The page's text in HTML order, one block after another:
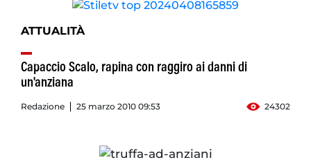
ATTUALITÀ
Capaccio Scalo, rapina con raggiro ai danni di
un'anziana
Redazione 25 marzo 2010 09:53 24302